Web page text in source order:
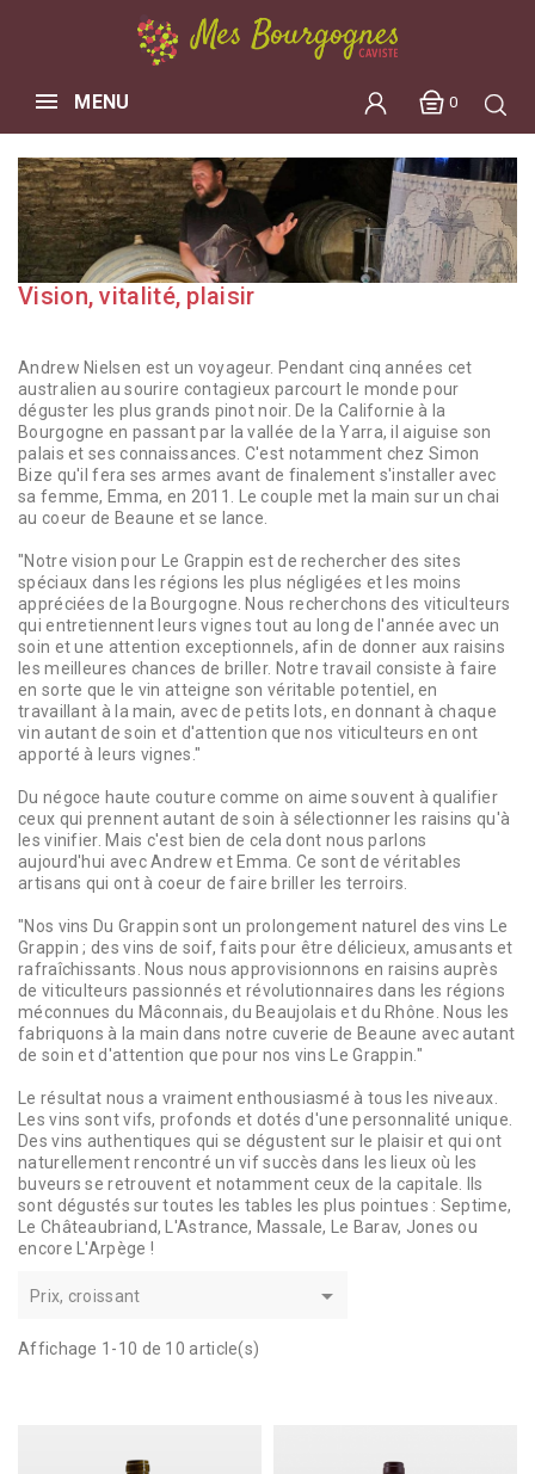
0
MENU
Vision, vitalité, plaisir
Andrew Nielsen est un voyageur. Pendant cinq années cet
australien au sourire contagieux parcourt le monde pour
déguster les plus grands pinot noir. De la Californie à la
Bourgogne en passant par la vallée de la Yarra, il aiguise son
palais et ses connaissances. C'est notamment chez Simon
Bize qu'il fera ses armes avant de finalement s'installer avec
sa femme, Emma, en 2011. Le couple met la main sur un chai
au coeur de Beaune et se lance.
"Notre vision pour Le Grappin est de rechercher des sites
spéciaux dans les régions les plus négligées et les moins
appréciées de la Bourgogne. Nous recherchons des viticulteurs
qui entretiennent leurs vignes tout au long de l'année avec un
soin et une attention exceptionnels, afin de donner aux raisins
les meilleures chances de briller. Notre travail consiste à faire
en sorte que le vin atteigne son véritable potentiel, en
travaillant à la main, avec de petits lots, en donnant à chaque
vin autant de soin et d'attention que nos viticulteurs en ont
apporté à leurs vignes."
Du négoce haute couture comme on aime souvent à qualifier
ceux qui prennent autant de soin à sélectionner les raisins qu'à
les vinifier. Mais c'est bien de cela dont nous parlons
aujourd'hui avec Andrew et Emma. Ce sont de véritables
artisans qui ont à coeur de faire briller les terroirs.
"Nos vins Du Grappin sont un prolongement naturel des vins Le
Grappin ; des vins de soif, faits pour être délicieux, amusants et
rafraîchissants. Nous nous approvisionnons en raisins auprès
de viticulteurs passionnés et révolutionnaires dans les régions
méconnues du Mâconnais, du Beaujolais et du Rhône. Nous les
fabriquons à la main dans notre cuverie de Beaune avec autant
de soin et d'attention que pour nos vins Le Grappin."
Le résultat nous a vraiment enthousiasmé à tous les niveaux.
Les vins sont vifs, profonds et dotés d'une personnalité unique.
Des vins authentiques qui se dégustent sur le plaisir et qui ont
naturellement rencontré un vif succès dans les lieux où les
buveurs se retrouvent et notamment ceux de la capitale. Ils
sont dégustés sur toutes les tables les plus pointues : Septime,
Le Châteaubriand, L'Astrance, Massale, Le Barav, Jones ou
encore L'Arpège !
Prix, croissant 
Affichage 1-10 de 10 article(s)